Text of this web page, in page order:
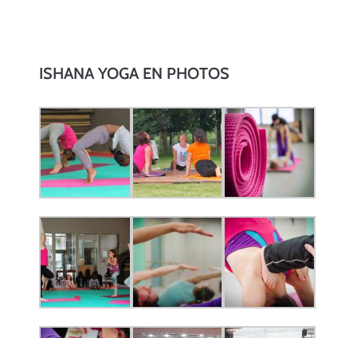
ISHANA YOGA EN PHOTOS